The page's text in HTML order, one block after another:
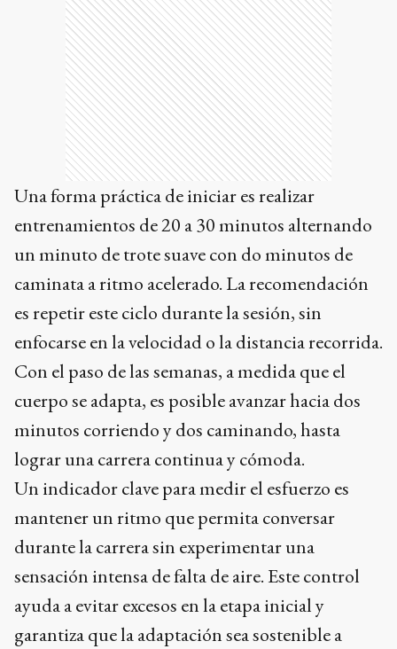
Una forma práctica de iniciar es realizar
entrenamientos de 20 a 30 minutos alternando
un minuto de trote suave con do minutos de
caminata a ritmo acelerado. La recomendación
es repetir este ciclo durante la sesión, sin
enfocarse en la velocidad o la distancia recorrida.
Con el paso de las semanas, a medida que el
cuerpo se adapta, es posible avanzar hacia dos
minutos corriendo y dos caminando, hasta
lograr una carrera continua y cómoda.
Un indicador clave para medir el esfuerzo es
mantener un ritmo que permita conversar
durante la carrera sin experimentar una
sensación intensa de falta de aire. Este control
ayuda a evitar excesos en la etapa inicial y
garantiza que la adaptación sea sostenible a